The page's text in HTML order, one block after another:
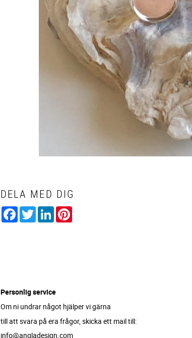
DELA MED DIG
Facebook
TwitterLinkedIn
Personlig service
Om ni undrar något hjälper vi gärna
till att svara på era frågor, skicka ett mail till:
info@angladesign.com